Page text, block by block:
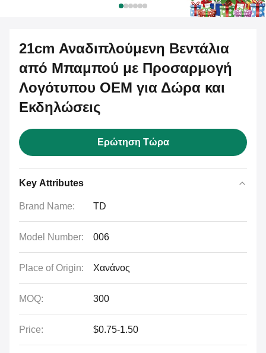
21cm Αναδιπλούμενη Βεντάλια
από Μπαμπού με Προσαρμογή
Λογότυπου OEM για Δώρα και
Εκδηλώσεις
Ερώτηση Τώρα
Key Attributes
Brand Name: TD
Model Number: 006
Place of Origin: Χανάνος
MOQ: 300
Price: $0.75-1.50